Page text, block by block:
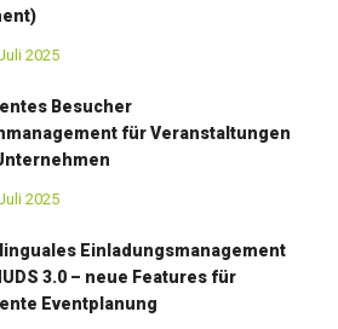
2025
Besucher
für Veranstaltungen
2025
Einladungsmanagement
3.0 – neue Features für
Eventplanung